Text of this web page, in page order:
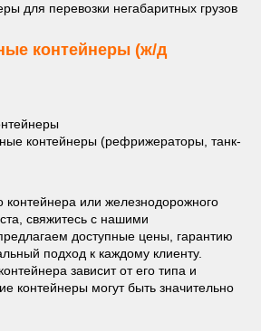
для перевозки негабаритных грузов
контейнеры (ж/д
контейнеры (рефрижераторы, танк-
контейнера или железнодорожного
свяжитесь с нашими
доступные цены, гарантию
подход к каждому клиенту.
зависит от его типа и
контейнеры могут быть значительно